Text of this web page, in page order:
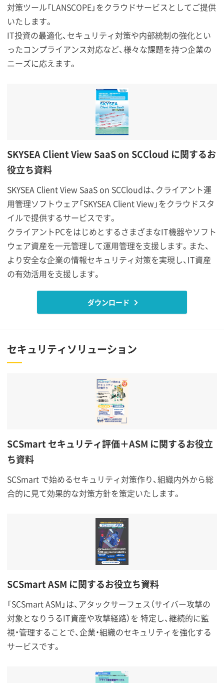
対策ツール「LANSCOPE」をクラウドサービスとしてご提供
いたします。
IT投資の最適化、セキュリティ対策や内部統制の強化とい
ったコンプライアンス対応など、様々な課題を持つ企業の
ニーズに応えます。
SKYSEA Client View SaaS on SCCloud に関するお
役立ち資料
SKYSEA Client View SaaS on SCCloudは、クライアント運
用管理ソフトウェア「SKYSEA Client View」をクラウドスタ
イルで提供するサービスです。
クライアントPCをはじめとするさまざまなIT機器やソフト
ウェア資産を一元管理して運用管理を支援します。また、
より安全な企業の情報セキュリティ対策を実現し、IT資産
の有効活用を支援します。
ダウンロード
セキュリティソリューション
SCSmart セキュリティ評価＋ASM に関するお役立
ち資料
SCSmart で始めるセキュリティ対策作り、組織内外から総
合的に見て効果的な対策方針を策定いたします。
SCSmart ASM に関するお役立ち資料
「SCSmart ASM」は、アタックサーフェス（サイバー攻撃の
対象となりうるIT資産や攻撃経路）を 特定し、継続的に監
視・管理することで、企業・組織のセキュリティを強化する
サービスです。